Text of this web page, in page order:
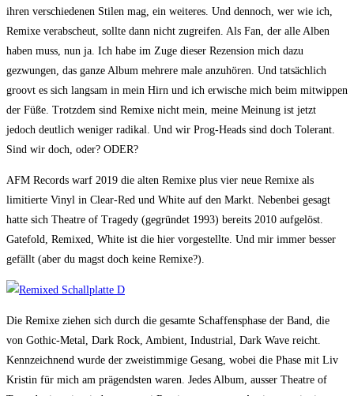
ihren verschiedenen Stilen mag, ein weiteres. Und dennoch, wer wie ich,
Remixe verabscheut, sollte dann nicht zugreifen. Als Fan, der alle Alben
haben muss, nun ja. Ich habe im Zuge dieser Rezension mich dazu
gezwungen, das ganze Album mehrere male anzuhören. Und tatsächlich
groovt es sich langsam in mein Hirn und ich erwische mich beim mitwippen
der Füße. Trotzdem sind Remixe nicht mein, meine Meinung ist jetzt
jedoch deutlich weniger radikal. Und wir Prog-Heads sind doch Tolerant.
Sind wir doch, oder? ODER?
AFM Records warf 2019 die alten Remixe plus vier neue Remixe als
limitierte Vinyl in Clear-Red und White auf den Markt. Nebenbei gesagt
hatte sich Theatre of Tragedy (gegründet 1993) bereits 2010 aufgelöst.
Gatefold, Remixed, White ist die hier vorgestellte. Und mir immer besser
gefällt (aber du magst doch keine Remixe?).
Die Remixe ziehen sich durch die gesamte Schaffensphase der Band, die
von Gothic-Metal, Dark Rock, Ambient, Industrial, Dark Wave reicht.
Kennzeichnend wurde der zweistimmige Gesang, wobei die Phase mit Liv
Kristin für mich am prägendsten waren. Jedes Album, ausser Theatre of